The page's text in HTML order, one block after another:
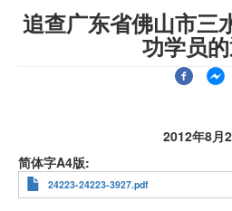
追查广东省佛山市三
功学员
2012年8月
简体字A4版
24223-24223-3927.pdf